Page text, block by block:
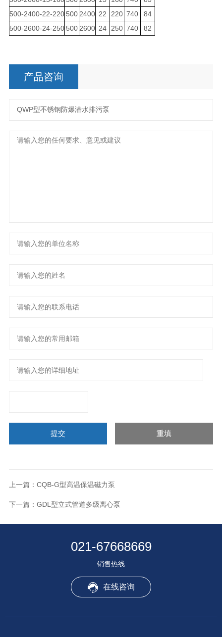
500-2400-22-220500 2400 22 220 740
84
500-2600-24-250500 2600 24 250 740 82
产品咨询
上一篇： CQB-G型高温保温磁力泵
下一篇： GDL型立式管道多级离心泵
021-67668669
销售热线
在线咨询